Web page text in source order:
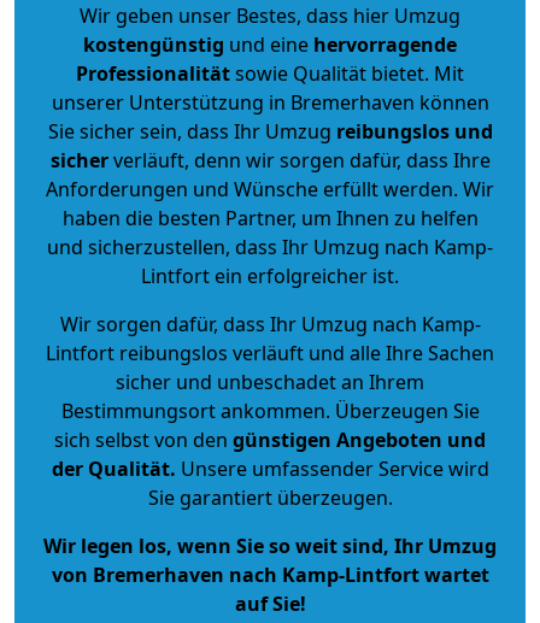
Wir geben unser Bestes, dass hier Umzug
kostengünstig und eine hervorragende
Professionalitätsowie Qualität bietet. Mit
unserer Unterstützung in Bremerhaven können
Sie sicher sein, dass Ihr Umzug reibungslos und
sicherverläuft, denn wir sorgen dafür, dass Ihre
Anforderungen und Wünsche erfüllt werden. Wir
haben die besten Partner, um Ihnen zu helfen
und sicherzustellen, dass Ihr Umzug nach Kamp-
Lintfort ein erfolgreicher ist.
Wir sorgen dafür, dass Ihr Umzug nach Kamp-
Lintfort reibungslos verläuft und alle Ihre Sachen
sicher und unbeschadet an Ihrem
Bestimmungsort ankommen. Überzeugen Sie
sich selbst von den günstigen Angeboten und
der Qualität. Unsere umfassender Service wird
Sie garantiert überzeugen.
Wir legen los, wenn Sie so weit sind, Ihr Umzug
von Bremerhaven nach Kamp-Lintfort wartet
auf Sie!